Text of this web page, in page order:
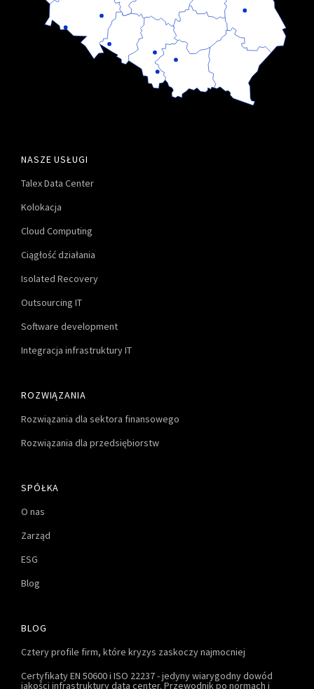
NASZE USŁUGI
Talex Data Center
Kolokacja
Cloud Computing
Ciągłość działania
Isolated Recovery
Outsourcing IT
Software development
Integracja infrastruktury IT
ROZWIĄZANIA
Rozwiązania dla sektora finansowego
Rozwiązania dla przedsiębiorstw
SPÓŁKA
O nas
Zarząd
ESG
Blog
BLOG
Cztery profile firm, które kryzys zaskoczy najmocniej
Certyfikaty EN 50600 i ISO 22237 - jedyny wiarygodny dowód
jakości infrastruktury data center. Przewodnik po normach i